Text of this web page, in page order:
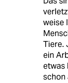
weise
Tiere.
ein
etwas
schon